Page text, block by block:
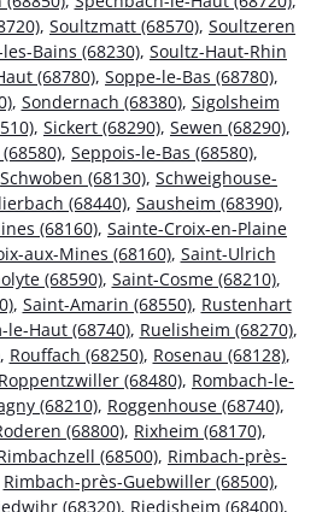
, Soultzmatt (68570), Soultzeren
Bains (68230), Soultz-Haut-Rhin
(68780), Soppe-le-Bas (68780),
, Sondernach (68380), Sigolsheim
, Sickert (68290), Sewen (68290),
, Seppois-le-Bas (68580),
Schwoben (68130), Schweighouse-
(68440), Sausheim (68390),
(68160), Sainte-Croix-en-Plaine
aux-Mines (68160), Saint-Ulrich
(68590), Saint-Cosme (68210),
, Saint-Amarin (68550), Rustenhart
le-Haut (68740), Ruelisheim (68270),
, Rouffach (68250), Rosenau (68128),
Roppentzwiller (68480), Rombach-le-
(68210), Roggenhouse (68740),
(68800), Rixheim (68170),
(68500), Rimbach-près-
Rimbach-près-Guebwiller (68500),
(68320), Riedisheim (68400),